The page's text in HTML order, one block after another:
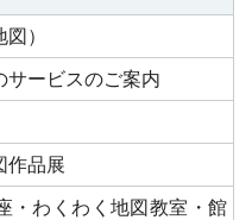
）
サービスのご案内
作品展
・わくわく地図教室・館